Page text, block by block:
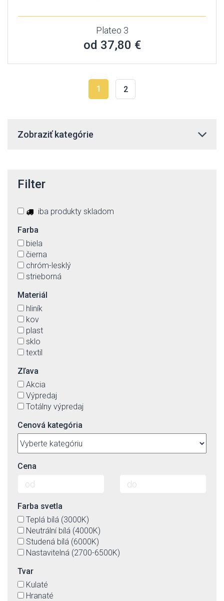
Plateo 3
od 37,80 €
1 2
Zobraziť kategórie
Filter
iba produkty skladom
Farba
biela
čierna
chróm-lesklý
strieborná
Materiál
hliník
kov
plast
sklo
textil
Zľava
Akcia
Výpredaj
Totálny výpredaj
Cenová kategória
Cena
Farba svetla
Teplá bílá (3000K)
Neutrální bílá (4000K)
Studená bílá (6000K)
Nastavitelná (2700-6500K)
Tvar
Kulaté
Hranaté